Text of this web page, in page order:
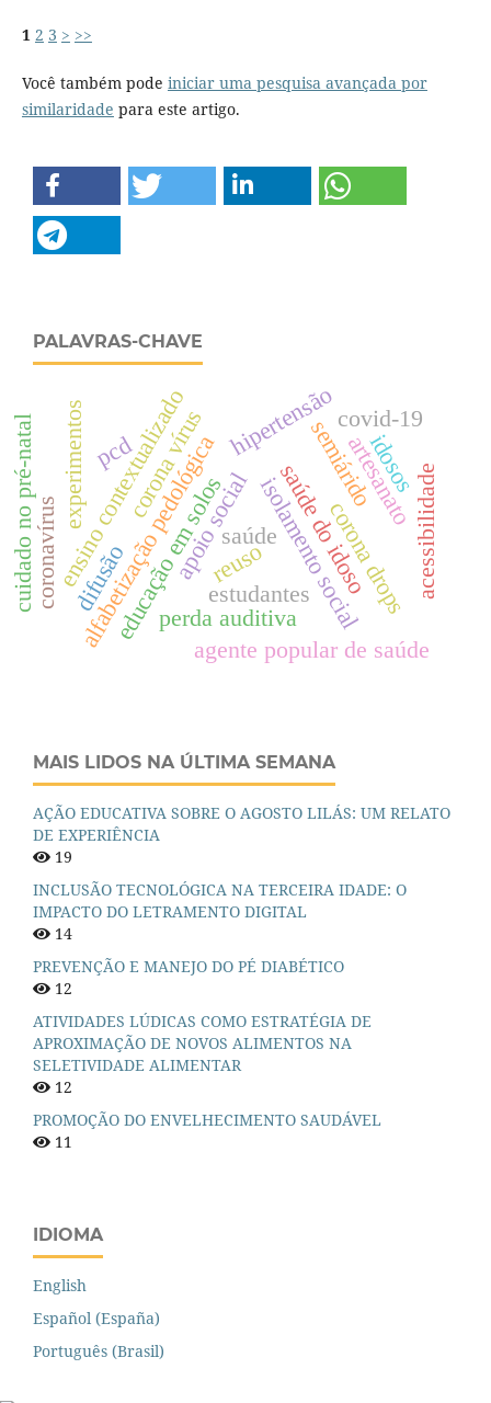
1 2 3 > >>
Você também pode iniciar uma pesquisa avançada por
similaridade para este artigo.
PALAVRAS-CHAVE
corona vírus
isolamento social
semiárido
estudantes
apoio socialsaúde do idoso
educação em solos
alfabetização pedológica
ensino contextualizado corona drops
coronavírus
experimentos hipertensãocovid-19
saúde
artesanato
reuso
agente popular de saúde
idososacessibilidade
pcd
cuidado no pré-natal
perda auditiva
difusão
MAIS LIDOS NA ÚLTIMA SEMANA
AÇÃO EDUCATIVA SOBRE O AGOSTO LILÁS: UM RELATO
DE EXPERIÊNCIA
19
INCLUSÃO TECNOLÓGICA NA TERCEIRA IDADE: O
IMPACTO DO LETRAMENTO DIGITAL
14
PREVENÇÃO E MANEJO DO PÉ DIABÉTICO
12
ATIVIDADES LÚDICAS COMO ESTRATÉGIA DE
APROXIMAÇÃO DE NOVOS ALIMENTOS NA
SELETIVIDADE ALIMENTAR
12
PROMOÇÃO DO ENVELHECIMENTO SAUDÁVEL
11
IDIOMA
English
Español (España)
Português (Brasil)